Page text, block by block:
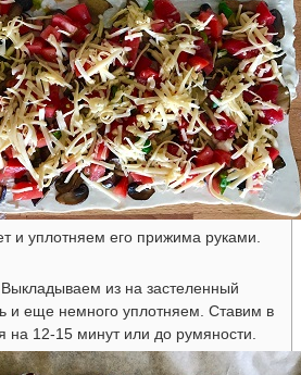
и уплотняем его прижима руками.
из на застеленный
и еще немного уплотняем. Ставим в
на 12-15 минут или до румяности.